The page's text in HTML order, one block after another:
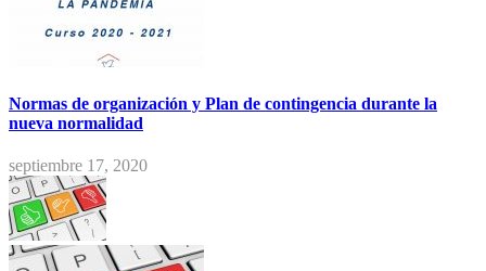
Normas de organización y Plan de contingencia durante la
nueva normalidad
septiembre 17, 2020